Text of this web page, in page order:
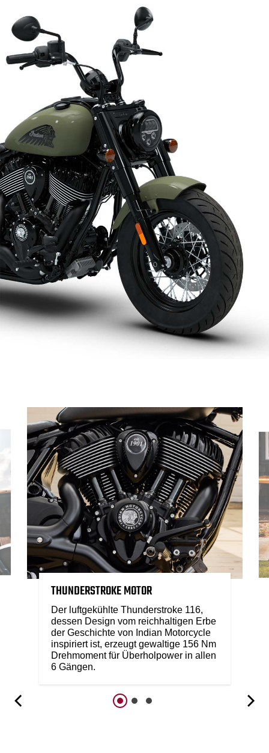
THUNDERSTROKE MOTOR
Der luftgekühlte Thunderstroke 116,
dessen Design vom reichhaltigen Erbe
der Geschichte von Indian Motorcycle
inspiriert ist, erzeugt gewaltige 156 Nm
Drehmoment für Überholpower in allen
6 Gängen.